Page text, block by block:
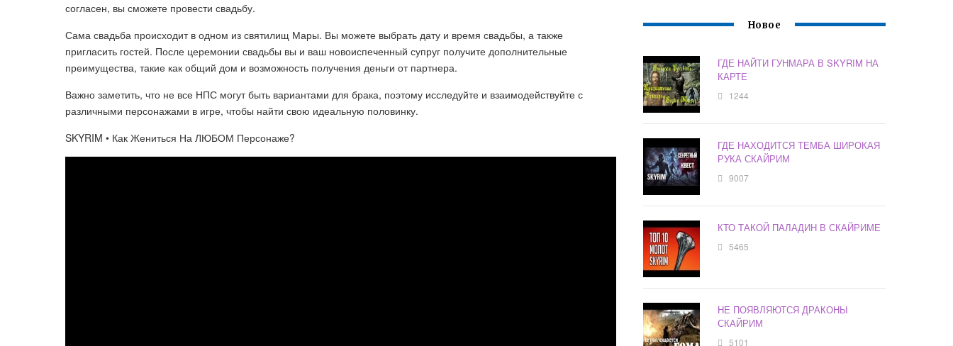
согласен, вы сможете провести свадьбу.
Сама свадьба происходит в одном из святилищ Мары. Вы можете выбрать дату и время свадьбы, а также
пригласить гостей. После церемонии свадьбы вы и ваш новоиспеченный супруг получите дополнительные
преимущества, такие как общий дом и возможность получения деньги от партнера.
Важно заметить, что не все НПС могут быть вариантами для брака, поэтому исследуйте и взаимодействуйте с
различными персонажами в игре, чтобы найти свою идеальную половинку.
SKYRIM • Как Жениться На ЛЮБОМ Персонаже?
Новое
ГДЕ НАЙТИ ГУНМАРА В SKYRIM НА
КАРТЕ
1244
ГДЕ НАХОДИТСЯ ТЕМБА ШИРОКАЯ
РУКА СКАЙРИМ
9007
КТО ТАКОЙ ПАЛАДИН В СКАЙРИМЕ
5465
НЕ ПОЯВЛЯЮТСЯ ДРАКОНЫ
СКАЙРИМ
5101